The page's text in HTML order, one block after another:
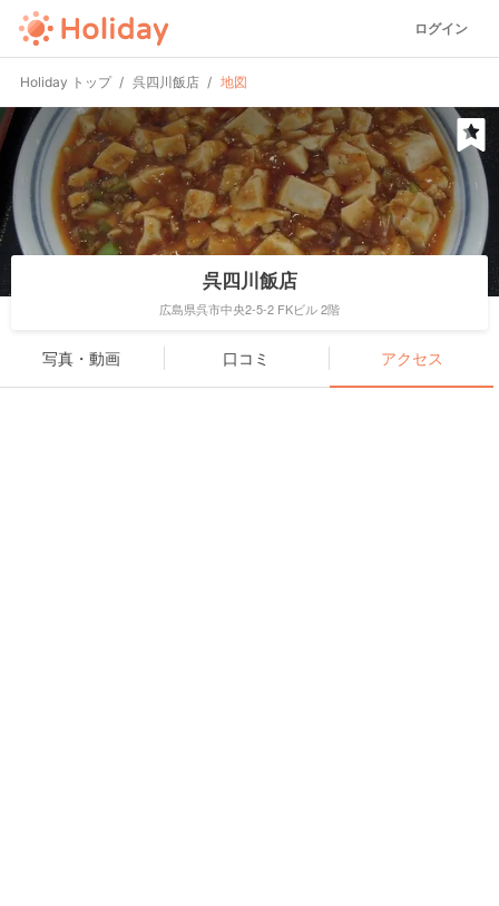
ログイン
Holiday トップ 呉四川飯店 地図
呉四川飯店
広島県呉市中央2-5-2 FKビル 2階
写真・動画 口コミ アクセス